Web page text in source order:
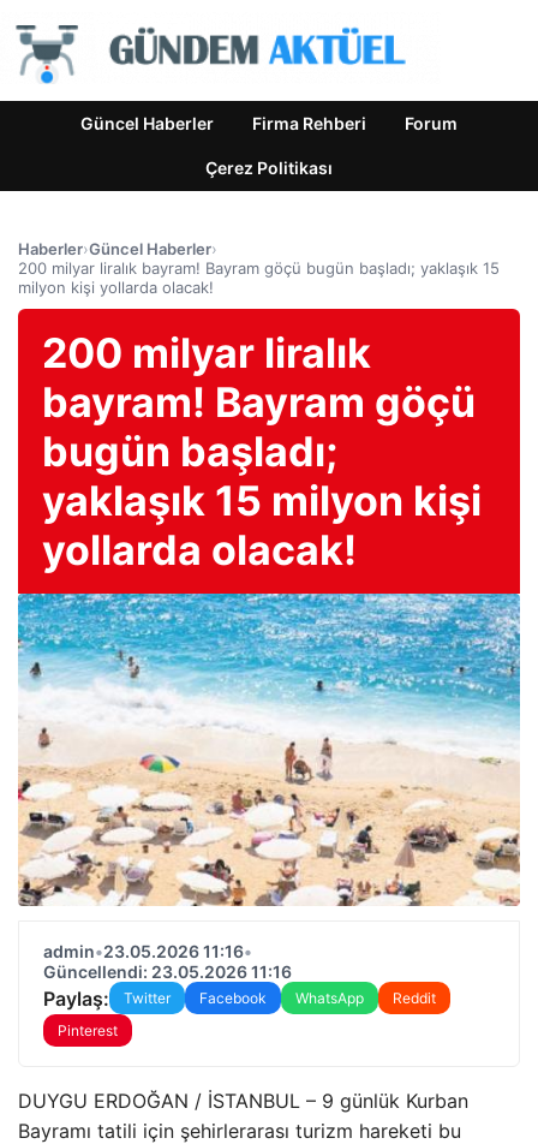
Güncel Haberler Firma Rehberi Forum
Çerez Politikası
Haberler›Güncel Haberler›
200 milyar liralık bayram! Bayram göçü bugün başladı; yaklaşık 15
milyon kişi yollarda olacak!
200 milyar liralık
bayram! Bayram göçü
bugün başladı;
yaklaşık 15 milyon kişi
yollarda olacak!
admin•23.05.2026 11:16•
Güncellendi: 23.05.2026 11:16
Paylaş: Twitter Facebook WhatsApp
Reddit
Pinterest
DUYGU ERDOĞAN / İSTANBUL – 9 günlük Kurban
Bayramı tatili için şehirlerarası turizm hareketi bu